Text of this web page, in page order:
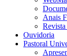
Anais
Ouvidoria
Pastoral